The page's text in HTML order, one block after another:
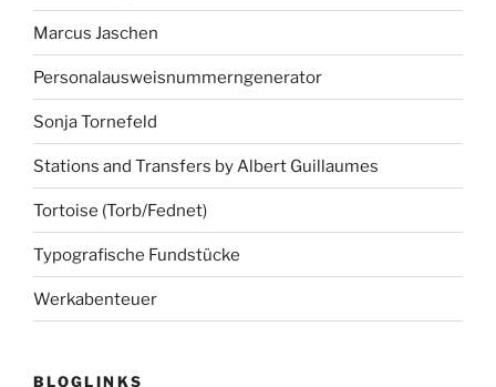
Marcus Jaschen
Personalausweisnummerngenerator
Sonja Tornefeld
Stations and Transfers by Albert Guillaumes
Tortoise (Torb/Fednet)
Typografische Fundstücke
Werkabenteuer
BLOGLINKS